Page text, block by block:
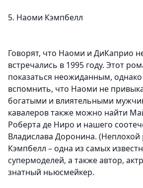
5. Наоми Кэмпбелл
Говорят, что Наоми и ДиКаприо
встречались в 1995 году. Этот
показаться неожиданным, однако
вспомнить, что Наоми не
богатыми и влиятельными
кавалеров также можно найти
Роберта де Ниро и нашего
Владислава Доронина.
Кэмпбелл – одна из самых
супермоделей, а также автор,
знатный ньюсмейкер.